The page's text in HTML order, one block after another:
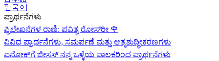
한국어
ಪ್ರಾರ್ಥನೆಗಳು
ಪ್ರಿಲೇಖನೆಗಳ ರಾಣಿ: ಪವಿತ್ರ ರೋಸ್‌ರೀ 🌹
ವಿವಿಧ ಪ್ರಾರ್ಥನೆಗಳು, ಸಮರ್ಪಣೆ ಮತ್ತು ಆತ್ಮಶುದ್ಧೀಕರಣಗಳು
ಏನೋಕ್‍ಗೆ ಜೀಸಸ್ ನನ್ನ ಒಳ್ಳೆಯ ಪಾಲಕರಿಂದ ಪ್ರಾರ್ಥನೆಗಳು